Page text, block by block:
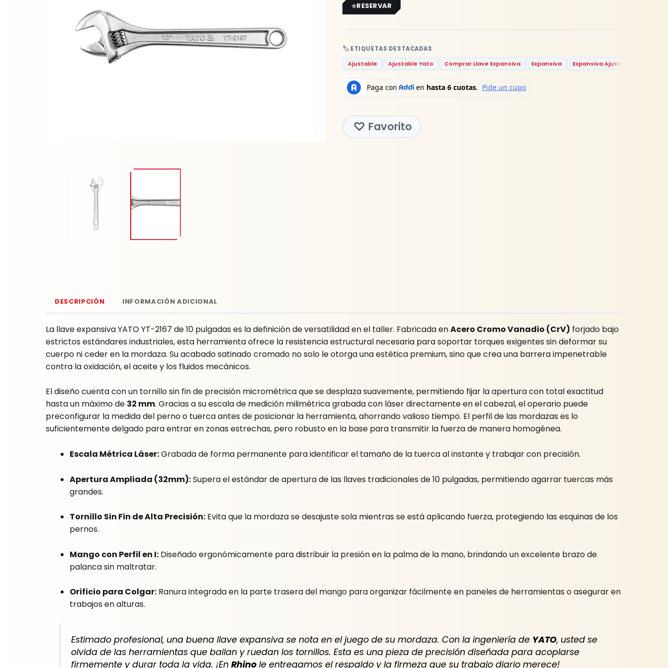
🏷️ ETIQUETAS DESTACADAS
Ajustable
Ajustable Yato Comprar Llave Expansiva Expansiva Expansiva Ajustable
RESERVAR
Favorito
DESCRIPCIÓN INFORMACIÓN ADICIONAL
La llave expansiva YATO YT-2167 de 10 pulgadas es la definición de versatilidad en el taller. Fabricada enAcero Cromo Vanadio (CrV) forjado bajo
estrictos estándares industriales, esta herramienta ofrece la resistencia estructural necesaria para soportar torques exigentes sin deformar su
cuerpo ni ceder en la mordaza. Su acabado satinado cromado no solo le otorga una estética premium, sino que crea una barrera impenetrable
contra la oxidación, el aceite y los fluidos mecánicos.
El diseño cuenta con un tornillo sin fin de precisión micrométrica que se desplaza suavemente, permitiendo fijar la apertura con total exactitud
hasta un máximo de 32 mm. Gracias a su escala de medición milimétrica grabada con láser directamente en el cabezal, el operario puede
preconfigurar la medida del perno o tuerca antes de posicionar la herramienta, ahorrando valioso tiempo. El perfil de las mordazas es lo
suficientemente delgado para entrar en zonas estrechas, pero robusto en la base para transmitir la fuerza de manera homogénea.
Escala Métrica Láser:Grabada de forma permanente para identificar el tamaño de la tuerca al instante y trabajar con precisión.
Apertura Ampliada (32mm):Supera el estándar de apertura de las llaves tradicionales de 10 pulgadas, permitiendo agarrar tuercas más
grandes.
Tornillo Sin Fin de Alta Precisión: Evita que la mordaza se desajuste sola mientras se está aplicando fuerza, protegiendo las esquinas de los
pernos.
Mango con Perfil en I: Diseñado ergonómicamente para distribuir la presión en la palma de la mano, brindando un excelente brazo de
palanca sin maltratar.
Orificio para Colgar: Ranura integrada en la parte trasera del mango para organizar fácilmente en paneles de herramientas o asegurar en
trabajos en alturas.
Estimado profesional, una buena llave expansiva se nota en el juego de su mordaza. Con la ingeniería de YATO, usted se
olvida de las herramientas que bailan y ruedan los tornillos. Esta es una pieza de precisión diseñada para acoplarse
firmemente y durar toda la vida. ¡EnRhino le entregamos el respaldo y la firmeza que su trabajo diario merece!